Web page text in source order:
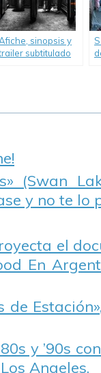
sinopsis y
subtitulado
(Swan
y no te lo
el
En
de
y ’90s
Angeles.